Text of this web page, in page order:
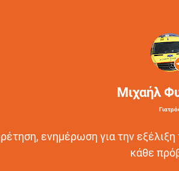
Μιχαήλ
ενημέρωση για την
κάθε